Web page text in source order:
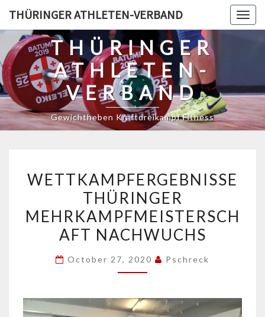
content
THÜRINGER ATHLETEN-VERBAND
THÜRINGER
ATHLETEN-
VERBAND
Gewichtheben Kraftdreikampf Fitness
THÜRINGER
NACHWUCHS
WETTKAMPFERGEBNISSE
THÜRINGER
MEHRKAMPFMEISTERSCH
AFT NACHWUCHS
October 27, 2020 Pschreck